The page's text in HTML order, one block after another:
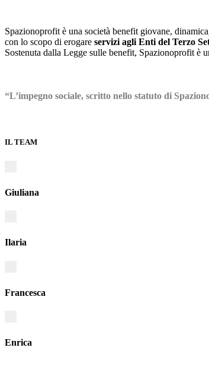
Spazionoprofit è una società benefit giovane,
con lo scopo di erogare servizi agli Enti del Terzo
Sostenuta dalla Legge sulle benefit, Spazionoprofit è
“L’impegno sociale, scritto nello statuto di
IL TEAM
Giuliana
Ilaria
Francesca
Enrica